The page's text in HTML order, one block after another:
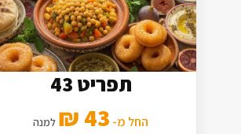
תפריט 43
החל מ- 43 ₪ למנה